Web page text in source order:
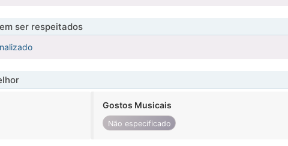
ser respeitados
Gostos Musicais
Não especificado